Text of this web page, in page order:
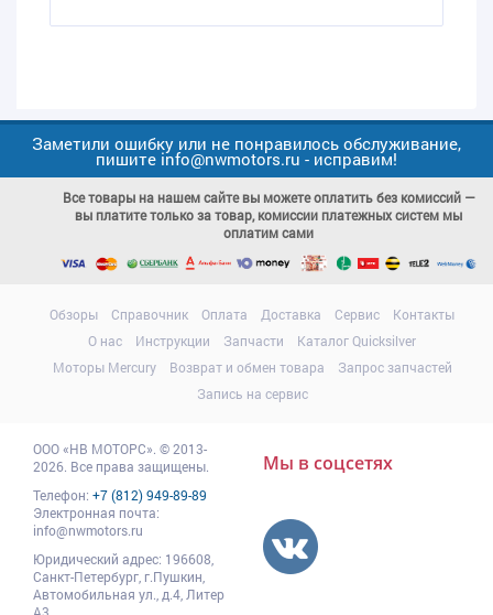
Заметили ошибку или не понравилось обслуживание,
пишите info@nwmotors.ru - исправим!
Все товары на нашем сайте вы можете оплатить без комиссий —
вы платите только за товар, комиссии платежных систем мы
оплатим сами
Обзоры Справочник Оплата Доставка Сервис
Контакты
О нас
Инструкции Запчасти
Каталог Quicksilver
Моторы Mercury
Возврат и обмен товара
Запрос запчастей
Запись на сервис
ООО«НВ МОТОРС» © 2013-
2026. Все права защищены.
Телефон: +7 (812) 949-89-89
Электронная почта:
info@nwmotors.ru
Юридический адрес: 196608
Санкт-Петербург, г.Пушкин
Автомобильная ул., д.4, Литер
Мы в соцсетях